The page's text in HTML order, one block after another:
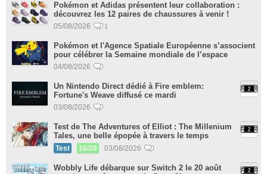
Pokémon et Adidas présentent leur collaboration :
découvrez les 12 paires de chaussures à venir !
05/08/2026 1
Pokémon et l'Agence Spatiale Européenne s’associent
pour célébrer la Semaine mondiale de l’espace
04/08/2026
Un Nintendo Direct dédié à Fire emblem:
Fortune's Weave diffusé ce mardi
03/08/2026
Test de The Adventures of Elliot : The Millenium
Tales, une belle épopée à travers le temps
Test 16/20 03/08/2026
Wobbly Life débarque sur Switch 2 le 20 août